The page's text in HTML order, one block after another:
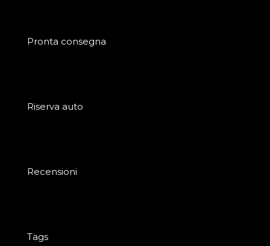
Pronta consegna
Riserva auto
Recensioni
Tags